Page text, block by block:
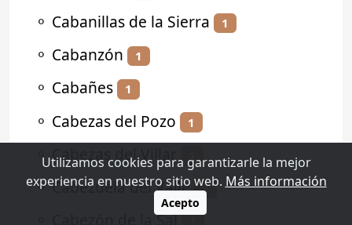
⚬ Cabanillas de la Sierra 1
⚬ Cabanzón 1
⚬ Cabañes 1
⚬ Cabezas del Pozo 1
⚬Cabezas del Villar
⚬Cabezuela del Valle 2
Cabezón de la Sal
Utilizamos cookies para garantizarle la mejor
experiencia en nuestro sitio web. Más información
Acepto